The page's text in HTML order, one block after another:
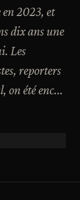
2023, et
dix ans une
Les
reporters
été enc...